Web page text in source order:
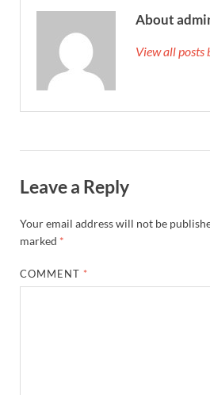
About
View all
Leave a Reply
Your email address will not be
marked *
COMMENT *